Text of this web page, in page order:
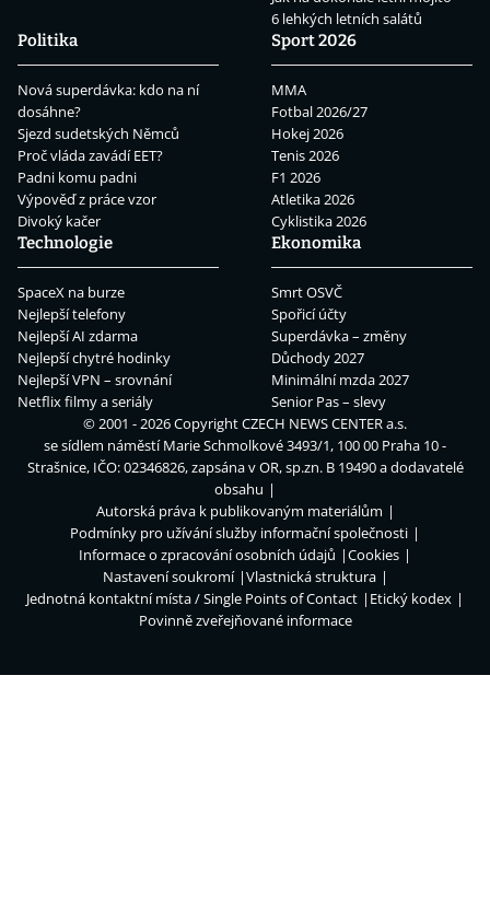
6 lehkých letních salátů
Politika
Nová superdávka: kdo na ní
dosáhne?
Sjezd sudetských Němců
Proč vláda zavádí EET?
Padni komu padni
Výpověď z práce vzor
Divoký kačer
Sport 2026
MMA
Fotbal 2026/27
Hokej 2026
Tenis 2026
F1 2026
Atletika 2026
Cyklistika 2026
Technologie
SpaceX na burze
Nejlepší telefony
Nejlepší AI zdarma
Nejlepší chytré hodinky
Nejlepší VPN – srovnání
Netflix filmy a seriály
Ekonomika
Smrt OSVČ
Spořicí účty
Superdávka – změny
Důchody 2027
Minimální mzda 2027
Senior Pas – slevy
© 2001 - 2026 CopyrightCZECH NEWS CENTER a.s.
se sídlem náměstí Marie Schmolkové 3493/1, 100 00 Praha 10 -
Strašnice, IČO: 02346826, zapsána v OR, sp.zn. B 19490 a dodavatelé
obsahu
Autorská práva k publikovaným materiálům
Podmínky pro užívání služby informační společnosti
Informace o zpracování osobních údajů
Cookies
Nastavení soukromí
Vlastnická struktura
Jednotná kontaktní místa / Single Points of Contact
Etický kodex
Povinně zveřejňované informace